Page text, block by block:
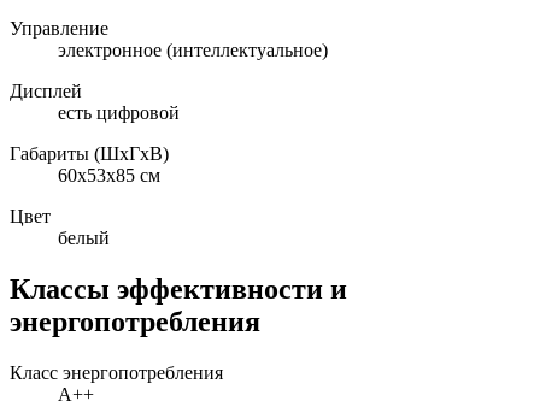
Управление
электронное (интеллектуальное)
Дисплей
есть цифровой
Габариты (ШxГxВ)
60x53x85 см
Цвет
белый
Классы эффективности и
энергопотребления
Класс энергопотребления
A++